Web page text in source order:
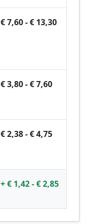
€ 7,60 - € 13,30
€ 3,80 - € 7,60
€ 2,38 - € 4,75
+ € 1,42 - € 2,85